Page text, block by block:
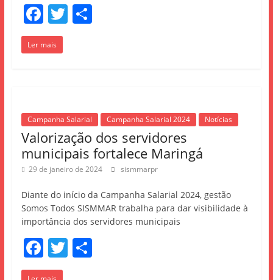
F
a
c
o
o
k
T S
Ler mais
Campanha Salarial Campanha Salarial 2024 Notícias
Valorização dos servidores
municipais fortalece Maringá
29 de janeiro de 2024 sismmarpr
Diante do início da Campanha Salarial 2024, gestão
Somos Todos SISMMAR trabalha para dar visibilidade à
importância dos servidores municipais
F
a
T S